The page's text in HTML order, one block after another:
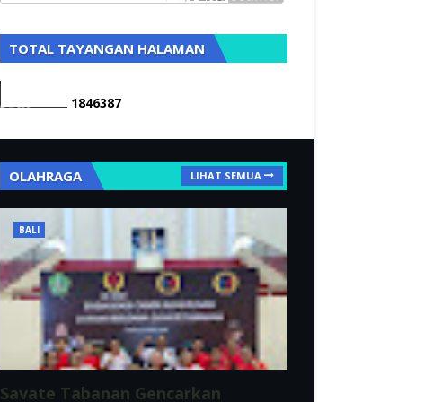
TOTAL TAYANGAN HALAMAN
1846387
OLAHRAGA LIHAT SEMUA
BALI
Savate Tabanan Gencarkan